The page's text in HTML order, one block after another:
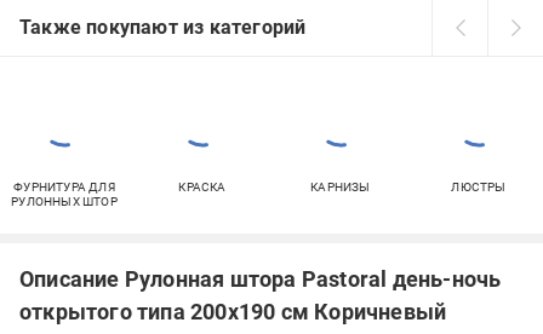
Также покупают из категорий
ФУРНИТУРА ДЛЯ
РУЛОННЫХ ШТОР
КРАСКА КАРНИЗЫ ЛЮСТРЫ
Описание Рулонная штора Pastoral день-ночь
открытого типа 200х190 см Коричневый